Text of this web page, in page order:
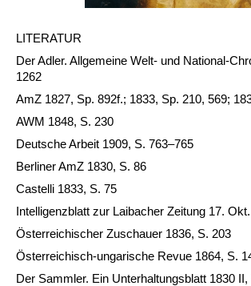
LITERATUR
Der Adler. Allgemeine Welt- und National-
1262
AmZ 1827, Sp. 892f.; 1833, Sp. 210, 569;
AWM 1848, S. 230
Deutsche Arbeit 1909, S. 763–765
Berliner AmZ 1830, S. 86
Castelli 1833, S. 75
Intelligenzblatt zur Laibacher Zeitung 17.
Österreichischer Zuschauer 1836, S. 203
Österreichisch-ungarische Revue 1864, S.
Der Sammler. Ein Unterhaltungsblatt 1830